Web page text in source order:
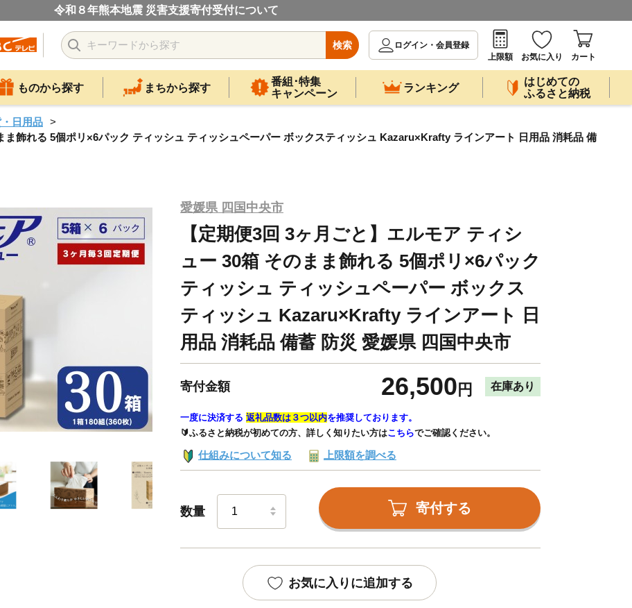
令和８年熊本地震 災害支援寄付受付について
検索
ログイン・会員登録
上限額
お気に入り カート
ものから探す まちから探す
番組･特集
キャンペーン
ランキング
はじめての
ふるさと納税
日用品
ま飾れる 5個ポリ×6パック ティッシュ ティッシュペーパー ボックスティッシュ Kazaru×Krafty ラインアート 日用品 消耗品 備
愛媛県 四国中央市
【定期便3回 3ヶ月ごと】エルモア ティシ
ュー 30箱 そのまま飾れる 5個ポリ×6パック
ティッシュ ティッシュペーパー ボックス
ティッシュ Kazaru×Krafty ラインアート 日
用品 消耗品 備蓄 防災 愛媛県 四国中央市
寄付金額 26,500 円 在庫あり
一度に決済する 返礼品数は３つ以内を推奨しております。
🔰ふるさと納税が初めての方、詳しく知りたい方はこちらでご確認ください。
仕組みについて知る 上限額を調べる
数量 寄付する
お気に入りに追加する